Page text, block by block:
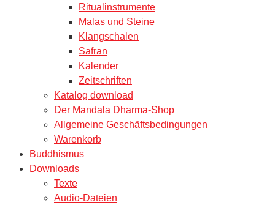
Ritualinstrumente
Malas und Steine
Klangschalen
Safran
Kalender
Zeitschriften
Katalog download
Der Mandala Dharma-Shop
Allgemeine Geschäftsbedingungen
Warenkorb
Buddhismus
Downloads
Texte
Audio-Dateien